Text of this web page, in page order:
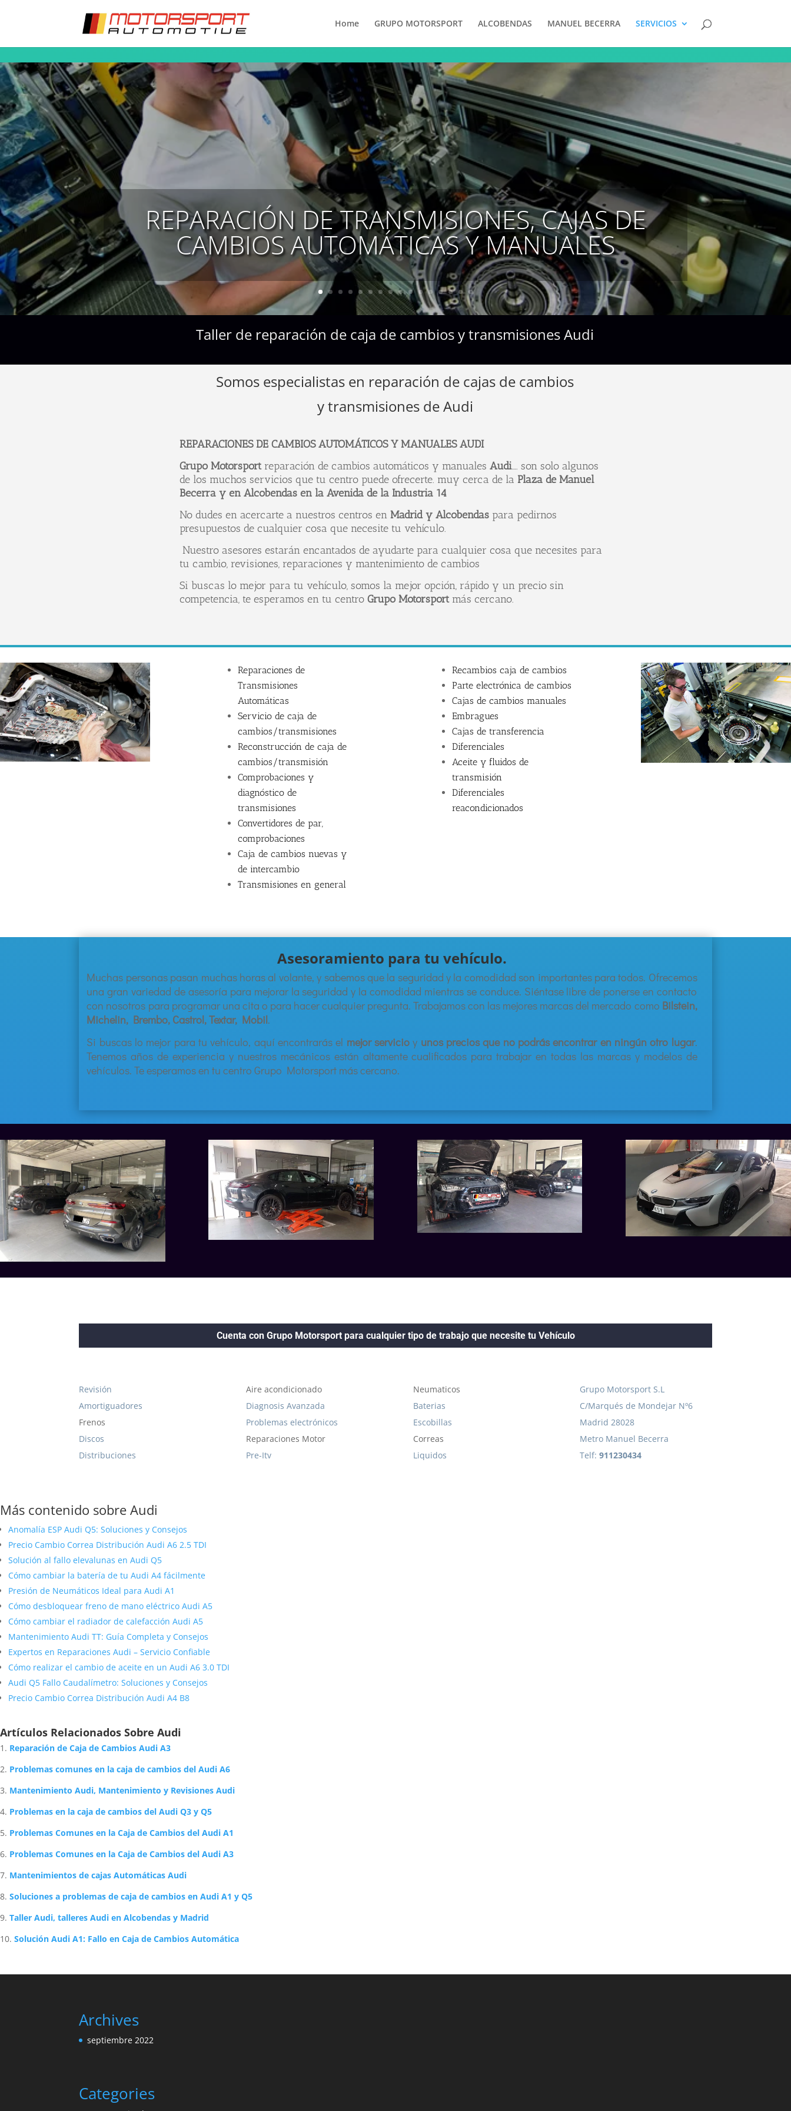
Home GRUPO MOTORSPORT ALCOBENDAS MANUEL BECERRA SERVICIOS
REPARACIÓN DE TRANSMISIONES, CAJAS DE
CAMBIOS AUTOMÁTICAS Y MANUALES
Taller de reparación de caja de cambios y transmisiones Audi
Somos especialistas en reparación de cajas de cambios
y transmisiones de Audi
REPARACIONES DE CAMBIOS AUTOMÁTICOS Y MANUALES AUDI
Grupo Motorsportreparación de cambios automáticos y manualesAudi…. son solo algunos
de los muchos servicios que tu centro puede ofrecerte. muy cerca de la Plaza de Manuel
Becerra y en Alcobendas en la Avenida de la Industria 14
No dudes en acercarte a nuestros centros enMadrid y Alcobendas para pedirnos
presupuestos de cualquier cosa que necesite tu vehículo.
Nuestro asesores estarán encantados de ayudarte para cualquier cosa que necesites para
tu cambio, revisiones, reparaciones y mantenimiento de cambios
Si buscas lo mejor para tu vehículo, somos la mejor opción, rápido y un precio sin
competencia, te esperamos en tu centroGrupo Motorsportmás cercano.
Reparaciones de
Transmisiones
Automáticas
Servicio de caja de
cambios/transmisiones
Reconstrucción de caja de
cambios/transmisión
Comprobaciones y
diagnóstico de
transmisiones
Convertidores de par,
comprobaciones
Caja de cambios nuevas y
de intercambio
Transmisiones en general
Recambios caja de cambios
Parte electrónica de cambios
Cajas de cambios manuales
Embragues
Cajas de transferencia
Diferenciales
Aceite y fluidos de
transmisión
Diferenciales
reacondicionados
Asesoramiento para tu vehículo.
Muchas personaspasan muchashorasal volante, y sabemosquela seguridad y la comodidad son importantespara todos. Ofrecemos
una gran variedad de asesoría para mejorarla seguridad y la comodidad mientrasseconduce. Siéntaselibre de ponerse en contacto
con nosotros para programaruna cita o para hacercualquierpregunta.Trabajamos con las mejores marcas del mercado como Bilstein,
Michelin, Brembo, Castrol, Textar, Mobil.
Si buscas lo mejor para tu vehículo, aquí encontrarás el mejor servicio y unos precios que no podrás encontrar en ningún otro lugar.
Tenemos años de experiencia y nuestros mecánicos están altamente cualificados para trabajar en todas las marcas y modelos de
vehículos. Teesperamos en tu centro Grupo Motorsport más cercano.
Cuenta con Grupo Motorsport para cualquier tipo de trabajo que necesite tu Vehículo
Revisión
Amortiguadores
Frenos
Discos
Distribuciones
Aire acondicionado
Diagnosis Avanzada
Problemas electrónicos
Reparaciones Motor
Pre-Itv
Neumaticos
Baterias
Escobillas
Correas
Liquidos
Grupo Motorsport S.L
C/Marqués de Mondejar Nº6
Madrid 28028
Metro Manuel Becerra
Telf:911230434
Más contenido sobre Audi
Anomalía ESP Audi Q5: Soluciones y Consejos
Precio Cambio Correa Distribución Audi A6 2.5 TDI
Solución al fallo elevalunas en Audi Q5
Cómo cambiar la batería de tu Audi A4 fácilmente
Presión de Neumáticos Ideal para Audi A1
Cómo desbloquear freno de mano eléctrico Audi A5
Cómo cambiar el radiador de calefacción Audi A5
Mantenimiento Audi TT: Guía Completa y Consejos
Expertos en Reparaciones Audi – Servicio Confiable
Cómo realizar el cambio de aceite en un Audi A6 3.0 TDI
Audi Q5 Fallo Caudalímetro: Soluciones y Consejos
Precio Cambio Correa Distribución Audi A4 B8
Artículos Relacionados Sobre Audi
Reparación de Caja de Cambios Audi A3
Problemas comunes en la caja de cambios del Audi A6
Mantenimiento Audi, Mantenimiento y Revisiones Audi
Problemas en la caja de cambios del Audi Q3 y Q5
Problemas Comunes en la Caja de Cambios del Audi A1
Problemas Comunes en la Caja de Cambios del Audi A3
Mantenimientos de cajas Automáticas Audi
Soluciones a problemas de caja de cambios en Audi A1 y Q5
Taller Audi, talleres Audi en Alcobendas y Madrid
Solución Audi A1: Fallo en Caja de Cambios Automática
Archives
septiembre 2022
Categories